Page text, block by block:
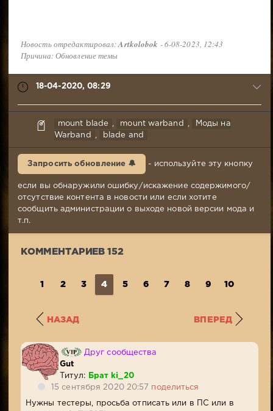
Новость отредактировал:Artkolobok - 6-08-2023, 12:43
Причина: Обновление темы
18-04-2020, 08:29
Дима
Гончар
18-
08:29
152
mount blade mount warband
Моды на
Warband
blade and
Запросить обновление 🔔 - используйте эту кнопку
если вы обнаружили ошибку/искажение содержимого/
отсутствие контента в новости или если хотите
сообщить администрации о выходе новой версии мода и
т.п.
КОММЕНТАРИЕВ 152
1 2 3 4 5 6 7 8 9 10
НАЗАД ВПЕРЕД
Друг сообщества
Gut
Титул:
Брат ki_20
15 сентября 2020 20:57 поделиться
Нужны тестеры, просьба отписать или в ПС или в